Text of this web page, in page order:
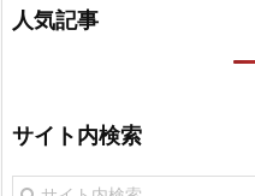
人気記事
サイト内検索